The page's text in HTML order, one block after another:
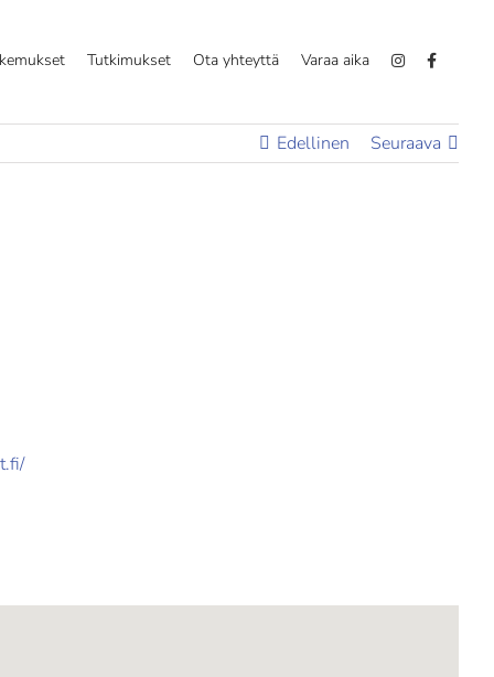
Tutkimukset Ota yhteyttä Varaa aika
Edellinen Seuraava